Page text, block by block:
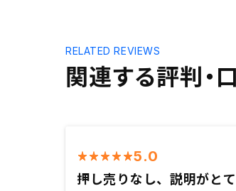
関連する評判・
RELATED REVIEWS
5.0
押し売りなし、説明がとて